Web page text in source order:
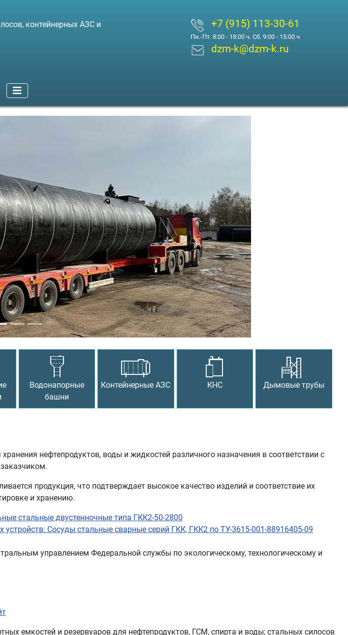
контейнерных АЗС и
+7 (915) 113-30-61
Пн.-Пт. 8:00 - 18:00 ч. Сб. 9:00 - 15:00 ч
dzm-k@dzm-k.ru
Водонапорные
башни
Контейнерные АЗС КНС Дымовые трубы
нефтепродуктов, воды и жидкостей различного назначения в соответствии с
продукция, что подтверждает высокое качество изделий и соответствие их
и хранению.
стальные двустенночные типа ГКК2-50-2800
Сосуды стальные сварные серий ГКК, ГКК2 по ТУ-3615-001-88916405-09
управлением Федеральной службы по экологическому, технологическому и
емкостей и резервуаров для нефтепродуктов, ГСМ, спирта и воды; стальных силосов